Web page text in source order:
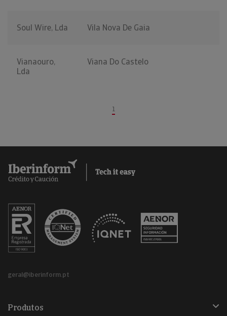
Soul Wire, Lda Vila Nova De Gaia
Vianaouro,
Lda
Viana Do Castelo
1
geral@iberinform.pt
Produtos